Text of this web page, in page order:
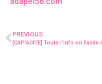
PREVIOUS